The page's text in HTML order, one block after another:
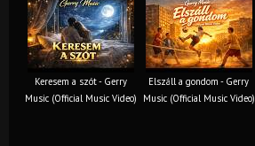
Keresem a szót - Gerry
Music (Official Music Video)
Elszáll a gondom - Gerry
Music (Official Music Video)